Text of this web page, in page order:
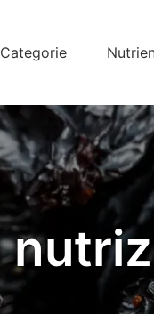
Categorie